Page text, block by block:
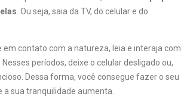
. Ou seja, saia da TV, do celular e do
em contato com a natureza, leia e interaja com
períodos, deixe o celular desligado ou,
Dessa forma, você consegue fazer o seu
a sua tranquilidade aumenta.